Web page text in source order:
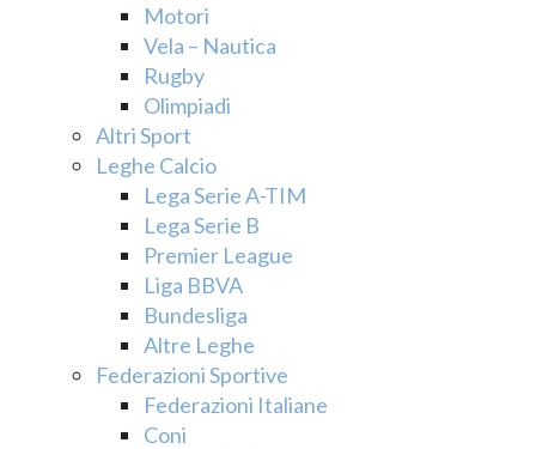
Motori
Vela – Nautica
Rugby
Olimpiadi
Altri Sport
Leghe Calcio
Lega Serie A-TIM
Lega Serie B
Premier League
Liga BBVA
Bundesliga
Altre Leghe
Federazioni Sportive
Federazioni Italiane
Coni